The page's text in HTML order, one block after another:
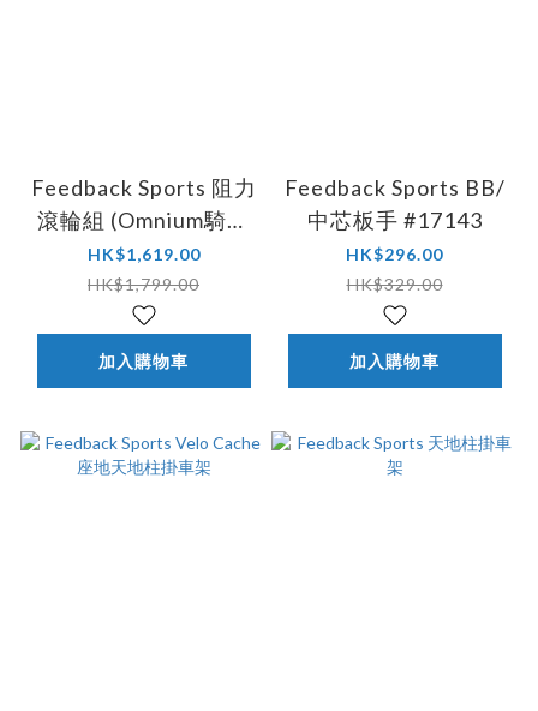
Feedback Sports 阻力
滾輪組 (Omnium騎行
台用) #17188
HK$1,619.00
HK$1,799.00
加入購物車
Feedback Sports BB/
中芯板手 #17143
HK$296.00
HK$329.00
加入購物車